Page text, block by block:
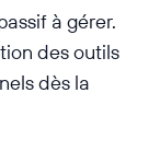
à gérer.
des outils
dès la